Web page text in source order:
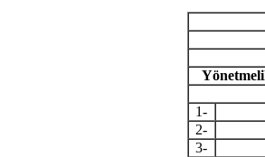
1-
2-
3-